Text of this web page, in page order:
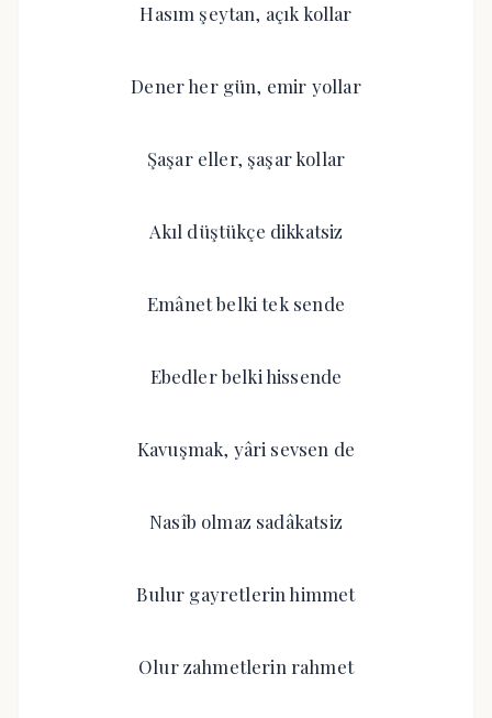
Hasım şeytan, açık kollar
Dener her gün, emir yollar
Şaşar eller, şaşar kollar
Akıl düştükçe dikkatsiz
Emânet belki tek sende
Ebedler belki hissende
Kavuşmak, yâri sevsen de
Nasîb olmaz sadâkatsiz
Bulur gayretlerin himmet
Olur zahmetlerin rahmet